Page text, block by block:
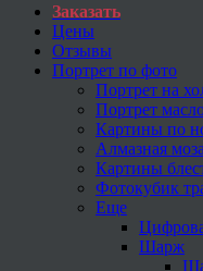
Заказать
Цены
Отзывы
Портрет по фото
Портрет на
Портрет
Картины по
Алмазная
Картины
Фотокубик
Еще
Шарж